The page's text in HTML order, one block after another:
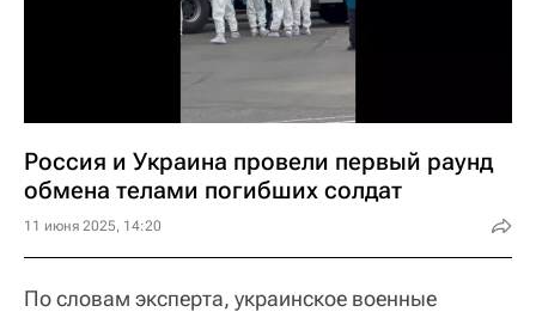
Россия и Украина провели первый раунд
обмена телами погибших солдат
11 июня 2025, 14:20
По словам эксперта, украинское военные